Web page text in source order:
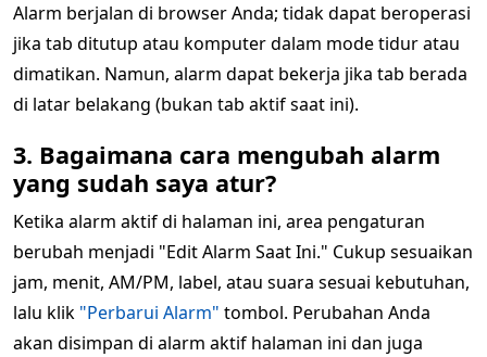
Alarm berjalan di browser Anda; tidak dapat beroperasi
jika tab ditutup atau komputer dalam mode tidur atau
dimatikan. Namun, alarm dapat bekerja jika tab berada
di latar belakang (bukan tab aktif saat ini).
3. Bagaimana cara mengubah alarm
yang sudah saya atur?
Ketika alarm aktif di halaman ini, area pengaturan
berubah menjadi "Edit Alarm Saat Ini." Cukup sesuaikan
jam, menit, AM/PM, label, atau suara sesuai kebutuhan,
lalu klik "Perbarui Alarm" tombol. Perubahan Anda
akan disimpan di alarm aktif halaman ini dan juga